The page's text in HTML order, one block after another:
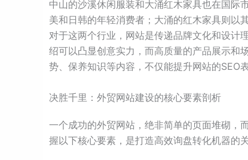
中山的沙溪休闲服装和大涌红木家具也在国际
美和日韩的年轻消费者；大涌的红木家具则以
对于这两个行业，网站是传递品牌文化和设计
绍可以凸显创意实力，而高质量的产品展示和
势、保养知识等内容，不仅能提升网站的SEO
决胜千里：外贸网站建设的核心要素剖析
一个成功的外贸网站，绝非简单的页面堆砌，
握以下核心要素，是打造高效询盘转化机器的关